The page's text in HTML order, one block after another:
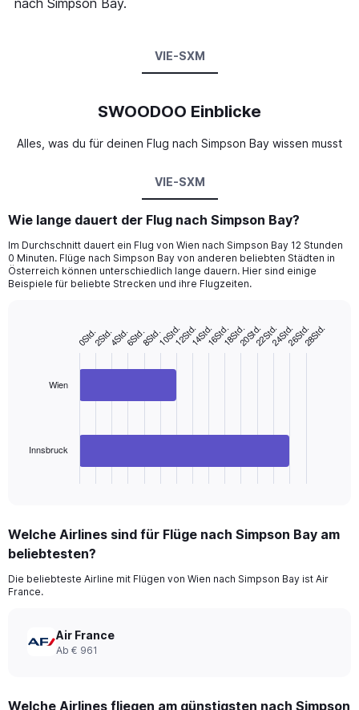
VIE-SXM
SWOODOO Einblicke
Alles, was du für deinen Flug nach Simpson Bay wissen musst
VIE-SXM
Wie lange dauert der Flug nach Simpson Bay?
Im Durchschnitt dauert ein Flug von Wien nach Simpson Bay 12 Stunden
0 Minuten. Flüge nach Simpson Bay von anderen beliebten Städten in
Österreich können unterschiedlich lange dauern. Hier sind einige
Beispiele für beliebte Strecken und ihre Flugzeiten.
has
Range:
2
The
chart
Y
Range:
Wien
Innsbruck
0Std.2Std.4Std.6Std.8Std.10Std.12Std.14Std.16Std.18Std.20Std.22Std.24Std.26Std.28Std.
Welche Airlines sind für Flüge nach Simpson Bay am
beliebtesten?
Die beliebteste Airline mit Flügen von Wien nach Simpson Bay ist Air
France.
Air France
Ab € 961
Welche Airlines fliegen am günstigsten nach Simpson